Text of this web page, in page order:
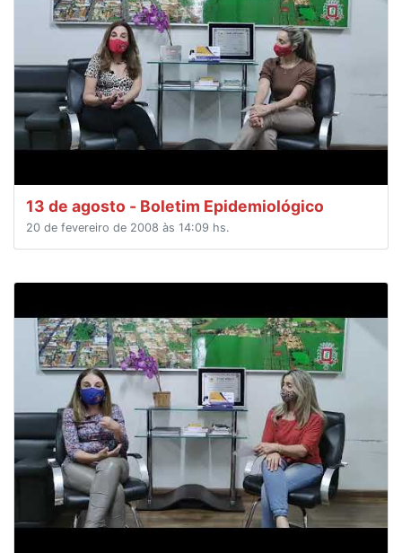
13 de agosto - Boletim Epidemiológico
20 de fevereiro de 2008 às 14:09 hs.